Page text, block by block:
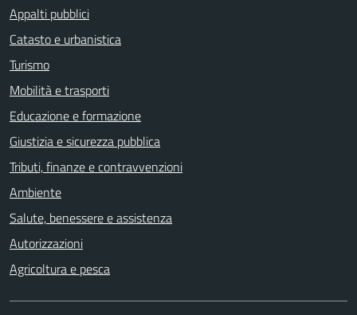
Appalti pubblici
Catasto e urbanistica
Turismo
Mobilità e trasporti
Educazione e formazione
Giustizia e sicurezza pubblica
Tributi, finanze e contravvenzioni
Ambiente
Salute, benessere e assistenza
Autorizzazioni
Agricoltura e pesca